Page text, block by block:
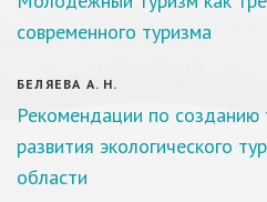
современного туризма
БЕЛЯЕВА А. Н.
Рекомендации по созданию
развития экологического
области